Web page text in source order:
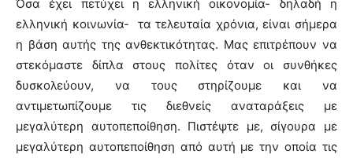
Όσα έχει πετύχει η ελληνική οικονομία- δηλαδή η
ελληνική κοινωνία- τα τελευταία χρόνια, είναι σήμερα
η βάση αυτής της ανθεκτικότητας. Μας επιτρέπουν να
στεκόμαστε δίπλα στους πολίτες όταν οι συνθήκες
δυσκολεύουν, να τους στηρίζουμε και να
αντιμετωπίζουμε τις διεθνείς αναταράξεις με
μεγαλύτερη αυτοπεποίθηση. Πιστέψτε με, σίγουρα με
μεγαλύτερη αυτοπεποίθηση από αυτή με την οποία τις